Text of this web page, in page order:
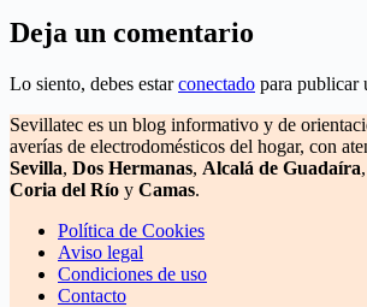
Deja un comentario
Lo siento, debes estarconectado para publicar
Sevillatec es un blog informativo y de
averías de electrodomésticos del hogar, con
Sevilla, Dos Hermanas, Alcalá de Guadaíra,
Coria del Río y Camas.
Política de Cookies
Aviso legal
Condiciones de uso
Contacto